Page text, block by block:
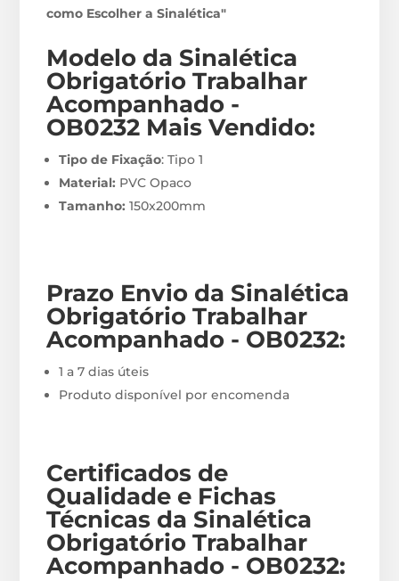
como Escolher a Sinalética"
Modelo da Sinalética
Obrigatório Trabalhar
Acompanhado -
OB0232 Mais Vendido:
Tipo de Fixação: Tipo 1
Material: PVC Opaco
Tamanho:150x200mm
Prazo Envio da Sinalética
Obrigatório Trabalhar
Acompanhado - OB0232:
1 a 7 dias úteis
Produto disponível por encomenda
Certificados de
Qualidade e Fichas
Técnicas da Sinalética
Obrigatório Trabalhar
Acompanhado - OB0232: